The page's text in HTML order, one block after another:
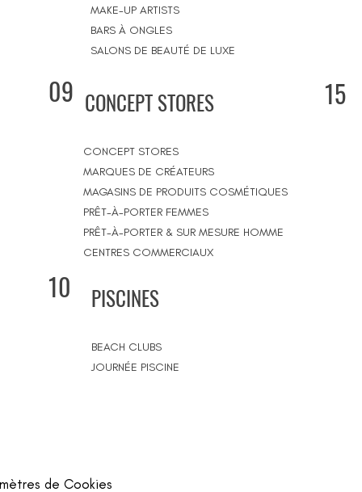
MAKE-UP ARTISTS
BARS À ONGLES
SALONS DE BEAUTÉ DE LUXE
09 CONCEPT STORES
CONCEPT STORES
MARQUES DE CRÉATEURS
MAGASINS DE PRODUITS COSMÉTIQUES
PRÊT-À-PORTER FEMMES
PRÊT-À-PORTER & SUR MESURE HOMME
CENTRES COMMERCIAUX
15
10 PISCINES
BEACH CLUBS
JOURNÉE PISCINE
de Cookies